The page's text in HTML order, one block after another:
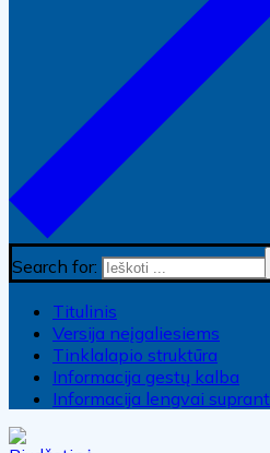
Search for:
Titulinis
Versija neįgaliesiems
Tinklalapio struktūra
Informacija gestų kalba
Informacija lengvai